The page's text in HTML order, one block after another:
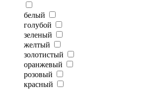
белый
голубой
зеленый
желтый
золотистый
оранжевый
розовый
красный